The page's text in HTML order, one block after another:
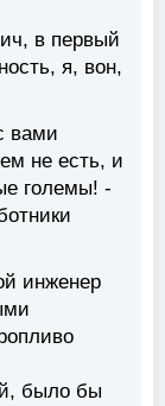
в первый
я, вон,
вами
не есть, и
големы! -
инженер
было бы